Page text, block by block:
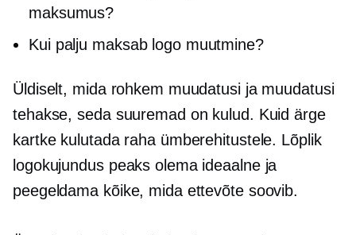
maksumus?
Kui palju maksab logo muutmine?
Üldiselt, mida rohkem muudatusi ja muudatusi
tehakse, seda suuremad on kulud. Kuid ärge
kartke kulutada raha ümberehitustele. Lõplik
logokujundus peaks olema ideaalne ja
peegeldama kõike, mida ettevõte soovib.